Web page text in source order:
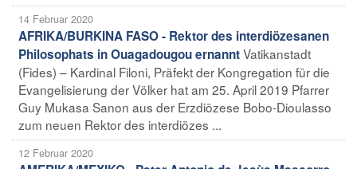
14 Februar 2020
AFRIKA/BURKINA FASO - Rektor des interdiözesanen
Philosophats in Ouagadougou ernanntVatikanstadt
(Fides) – Kardinal Filoni, Präfekt der Kongregation für die
Evangelisierung der Völker hat am 25. April 2019 Pfarrer
Guy Mukasa Sanon aus der Erzdiözese Bobo-Dioulasso
zum neuen Rektor des interdiözes ...
12 Februar 2020